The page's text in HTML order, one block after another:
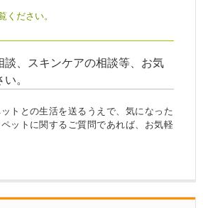
ください。
談、スキンケアの相談等、お気
。
トとの生活を送るうえで、気になった
ットに関するご質問であれば、お気軽